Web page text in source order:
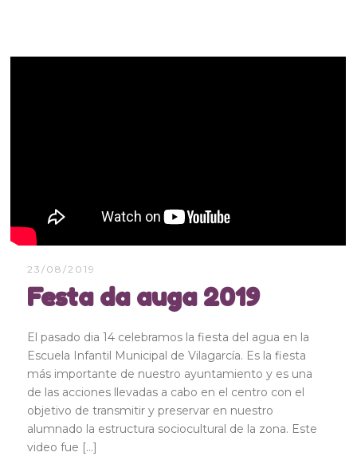
23/08/2019
Festa da auga 2019
El pasado dia 14 celebramos la fiesta del agua en la
Escuela Infantil Municipal de Vilagarcía. Es la fiesta
más importante de nuestro ayuntamiento y es una
de las acciones llevadas a cabo en el centro con el
objetivo de transmitir y preservar en nuestro
alumnado la estructura sociocultural de la zona. Este
video fue […]